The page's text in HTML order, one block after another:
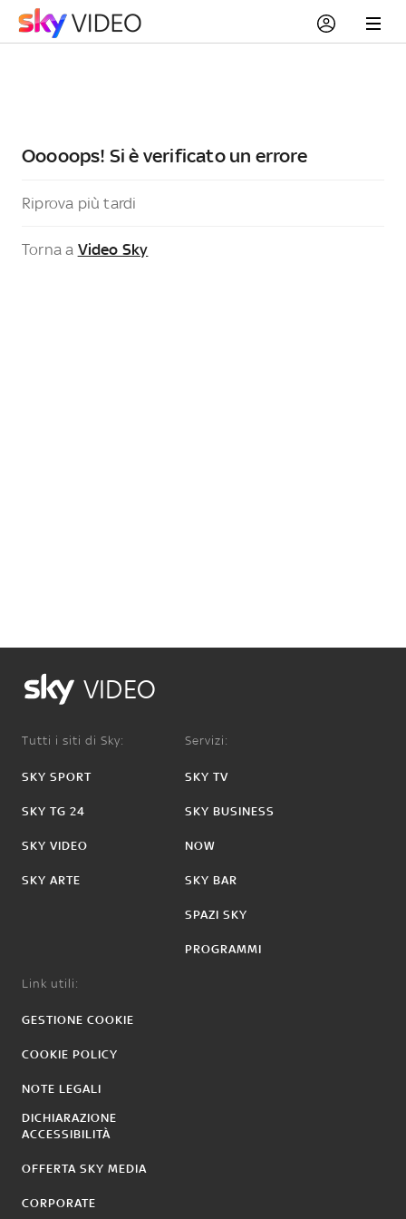
Ooooops! Si è verificato un errore
Riprova più tardi
Torna a Video Sky
VIDEO
Tutti i siti di Sky:
SKY SPORT
SKY TG 24
SKY VIDEO
SKY ARTE
Servizi:
SKY TV
SKY BUSINESS
NOW
SKY BAR
SPAZI SKY
PROGRAMMI
Link utili:
GESTIONE COOKIE
COOKIE POLICY
NOTE LEGALI
DICHIARAZIONE
ACCESSIBILITÀ
OFFERTA SKY MEDIA
CORPORATE